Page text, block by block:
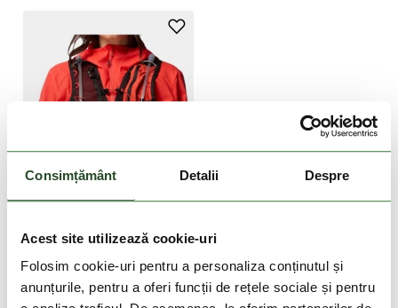
Consimțământ Detalii Despre
Acest site utilizează cookie-uri
Folosim cookie-uri pentru a personaliza conținutul și
anunțurile, pentru a oferi funcții de rețele sociale și pentru
Speed Trail Running Vest
799 Lei 719 Lei